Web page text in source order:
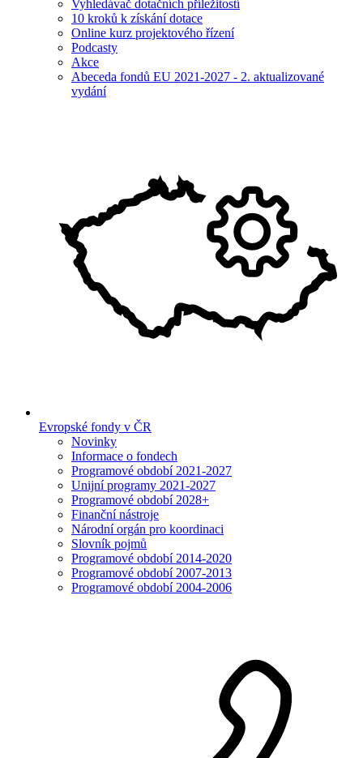
Vyhledávač dotačních příležitostí
10 kroků k získání dotace
Online kurz projektového řízení
Podcasty
Akce
Abeceda fondů EU 2021-2027 - 2. aktualizované
vydání
Evropské fondy v ČR
Novinky
Informace o fondech
Programové období 2021-2027
Unijní programy 2021-2027
Programové období 2028+
Finanční nástroje
Národní orgán pro koordinaci
Slovník pojmů
Programové období 2014-2020
Programové období 2007-2013
Programové období 2004-2006